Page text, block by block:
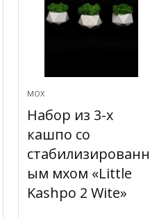
МОХ
Набор из 3-х
кашпо со
стабилизированн
ым мхом «Little
Kashpo 2 Wite»